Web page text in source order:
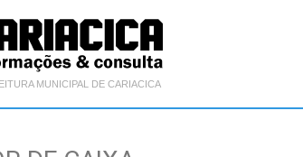
MUNICIPAL DE CARIACICA